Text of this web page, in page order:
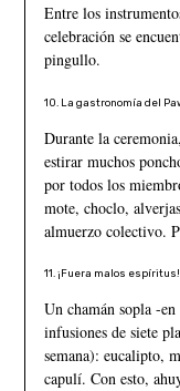
Entre los
celebración se
pingullo.
10. La gastronomía del
Durante la
estirar muchos
por todos los
mote, choclo,
almuerzo colectivo.
11. ¡Fuera malos espíritus!
Un chamán sopla -en
infusiones de siete
semana): eucalipto,
capulí. Con esto,